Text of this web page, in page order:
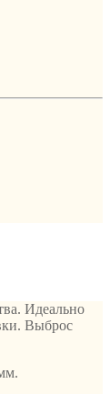
Идеально
Выброс